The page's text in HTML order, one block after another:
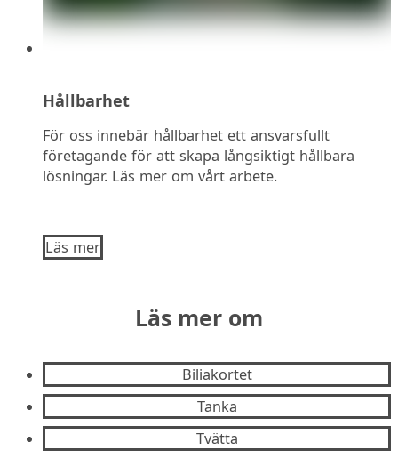
Hållbarhet
För oss innebär hållbarhet ett ansvarsfullt
företagande för att skapa långsiktigt hållbara
lösningar. Läs mer om vårt arbete.
Läs mer
Läs mer om
Biliakortet
Tanka
Tvätta